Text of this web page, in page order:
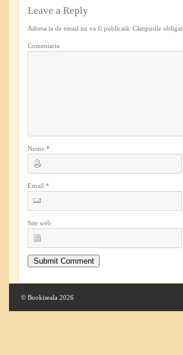
Leave a Reply
Adresa ta de email nu va fi publicată. Câmpurile
Comentariu
Nume *
Email *
Site web
© Bookiseala 2026